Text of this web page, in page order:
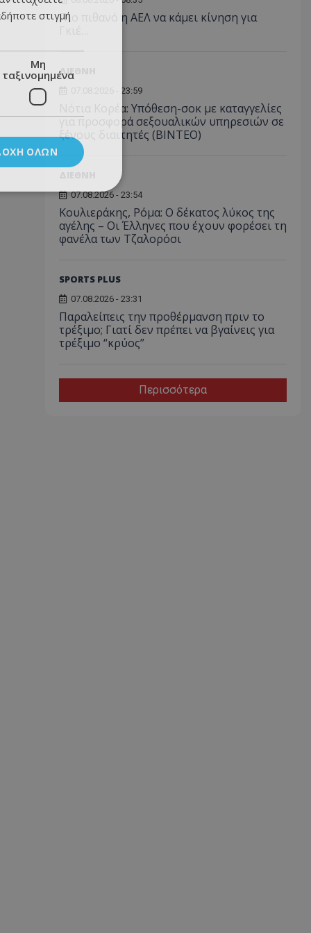
Πιο πιθανό η ΑΕΛ να κάμει κίνηση για
ΔΙΕΘΝΗ
07.08.2026 - 23:59
Νότια Κορέα: Υπόθεση-σοκ με καταγγελίες
για προσφορά σεξουαλικών υπηρεσιών σε
ξένους διαιτητές (BINTEO)
07.08.2026 - 23:54
Κουλιεράκης, Ρόμα: Ο δέκατος λύκος της
αγέλης – Οι Έλληνες που έχουν φορέσει τη
φανέλα των Τζαλορόσι
SPORTS PLUS
07.08.2026 - 23:31
Παραλείπεις την προθέρμανση πριν το
τρέξιμο; Γιατί δεν πρέπει να βγαίνεις για
τρέξιμο “κρύος”
Περισσότερα
στιγμή
Μη
ταξινομημένα
ΌΛΩΝ